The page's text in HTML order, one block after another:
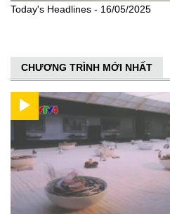
Today's Headlines - 16/05/2025
CHƯƠNG TRÌNH MỚI NHẤT